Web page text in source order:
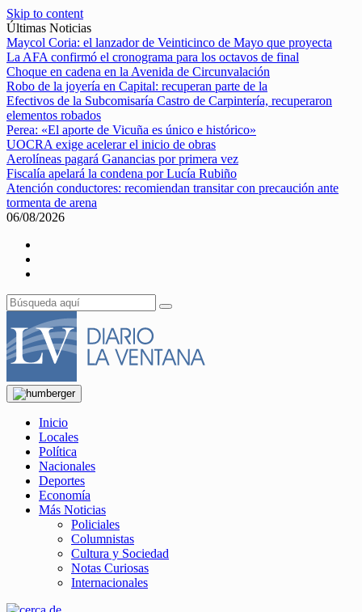
Skip to content
Últimas Noticias
Maycol Coria: el lanzador de Veinticinco de Mayo que proyecta
La AFA confirmó el cronograma para los octavos de final
Choque en cadena en la Avenida de Circunvalación
Robo de la joyería en Capital: recuperan parte de la
Efectivos de la Subcomisaría Castro de Carpintería, recuperaron
elementos robados
Perea: «El aporte de Vicuña es único e histórico»
UOCRA exige acelerar el inicio de obras
Aerolíneas pagará Ganancias por primera vez
Fiscalía apelará la condena por Lucía Rubiño
Atención conductores: recomiendan transitar con precaución ante
tormenta de arena
06/08/2026
Inicio
Locales
Política
Nacionales
Deportes
Economía
Más Noticias
Policiales
Columnistas
Cultura y Sociedad
Notas Curiosas
Internacionales